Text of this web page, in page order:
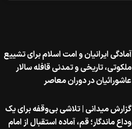
آمادگی ایرانیان و امت اسلام برای تشییع
ملکوتی، تاریخی و تمدنی قافله سالار
عاشورائیان در دوران معاصر
گزارش میدانی | تلاشی بی‌وقفه برای یک
وداع ماندگار؛ قم، آماده‌ استقبال از امام